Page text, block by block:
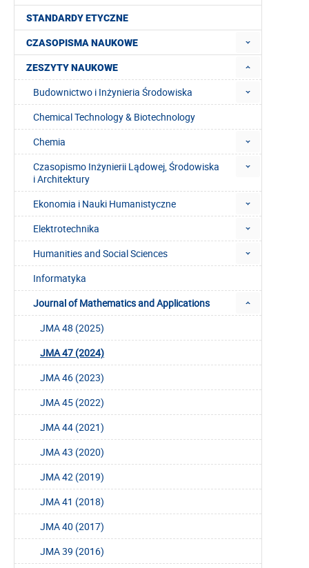
STANDARDY ETYCZNE
CZASOPISMA NAUKOWE
ZESZYTY NAUKOWE
Budownictwo i Inżynieria Środowiska
Chemical Technology & Biotechnology
Chemia
Czasopismo Inżynierii Lądowej, Środowiska
i Architektury
Ekonomia i Nauki Humanistyczne
Elektrotechnika
Humanities and Social Sciences
Informatyka
Journal of Mathematics and Applications
JMA 48 (2025)
JMA 47 (2024)
JMA 46 (2023)
JMA 45 (2022)
JMA 44 (2021)
JMA 43 (2020)
JMA 42 (2019)
JMA 41 (2018)
JMA 40 (2017)
JMA 39 (2016)